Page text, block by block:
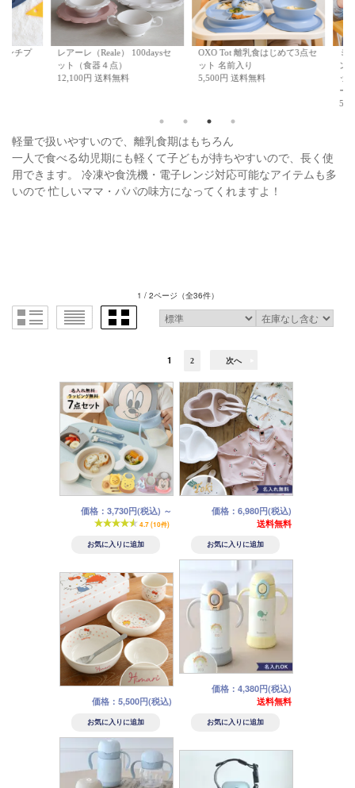
レアーレ（Reale） 100daysセ
ット（食器４点）
12,100円 送料無料
OXO Tot 離乳食はじめて3点セ
ット 名前入り
5,500円 送料無料
ミッキー・
ンチプレー
ット+アクリ
5,980円 送料
軽量で扱いやすいので、離乳食期はもちろん
一人で食べる幼児期にも軽くて子どもが持ちやすいので、長く使
用できます。 冷凍や食洗機・電子レンジ対応可能なアイテムも多
いので 忙しいママ・パパの味方になってくれますよ！
リーウッド アルネ ディバイダ
7,700円 送料無料
Elodie エロディ お食事エプロ
ン＋シリコンボールセット
8,500円 送料無料
名入れ木製子ども食器9点セット
グランデック サンシャイン 箱入
りギフトセット
12,000円 送料無料
名入れベビー食器 きのこのう
つわ ３点セット
10,800円 送料無料
はらぺこあおむし ベビー食器5
点セット+お名前入りエプロンセ
5,480円 送料無料
ハローキティ ピンクハート 食器
ギフトセット
5,500円
1 / 2ページ （全36件）
1 2 次へ
価格：3,730円(税込) ～
4.7 (10件)
価格：6,980円(税込)
送料無料
価格：5,500円(税込)
価格：4,380円(税込)
送料無料